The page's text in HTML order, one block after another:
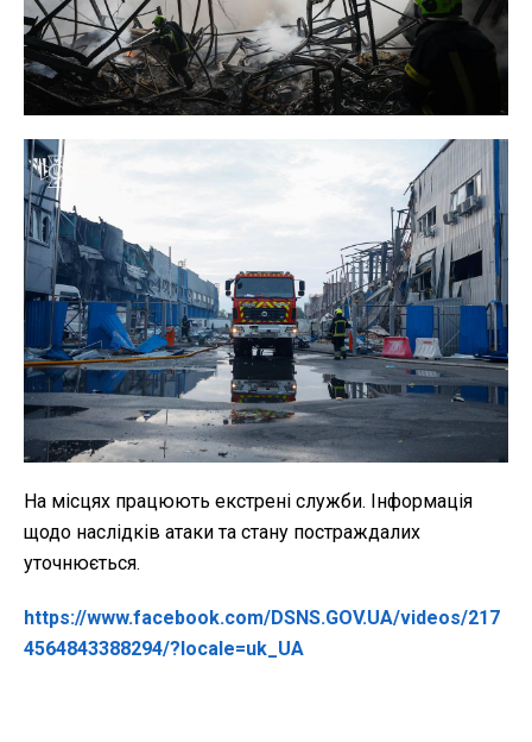
На місцях працюють екстрені служби. Інформація
щодо наслідків атаки та стану постраждалих
уточнюється.
https://www.facebook.com/DSNS.GOV.UA/videos/217
4564843388294/?locale=uk_UA